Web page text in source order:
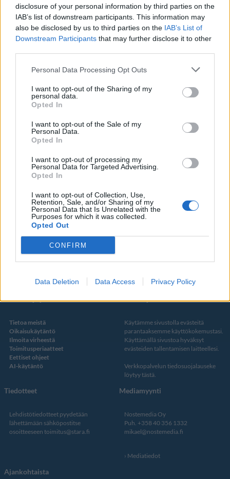
disclosure of your personal information by third parties on the
IAB’s list of downstream participants. This information may
also be disclosed by us to third parties on the IAB’s List of
Downstream Participants that may further disclose it to other
Personal Data Processing Opt Outs
I want to opt-out of the Sharing of my
personal data.
Opted In
I want to opt-out of the Sale of my
Personal Data.
Opted In
I want to opt-out of processing my
Personal Data for Targeted Advertising.
Opted In
I want to opt-out of Collection, Use,
Retention, Sale, and/or Sharing of my
Personal Data that Is Unrelated with the
Purposes for which it was collected.
Opted Out
CONFIRM
Data Deletion Data Access Privacy Policy
Info
Lähetä uutisvinkki
RSS-ohje
Yhteistyössä
Tyyliniekka
Lifestyle
Matkailu
Viihde
Autot
Digi
Some
YouTube
Facebook
Twitter
Kustantaja ja toimitus
Tietoa meistä
Oikaisukäytäntö
Ilmoita virheestä
Toimitusperiaatteet
Eettiset ohjeet
AI-käytäntö
Tietosuojalauseke
Käytämme sivustolla evästeitä
parantaaksemme käyttökokemustasi.
Käyttämällä sivustoa hyväksyt
evästeiden tallentamisen laitteellesi.
Verkkopalvelun tiedosuojalauseke
löytyy tästä
Tiedotteet
Lehdistötiedotteet pyydetään
lähettämään sähköpostitse
osoitteeseen toimitus@stara.fi
Mediamyynti
Nostemedia Oy
Puh. +358 40 356 1332
mikael@nostemedia.fi
Mediatiedot
Ajankohtaista